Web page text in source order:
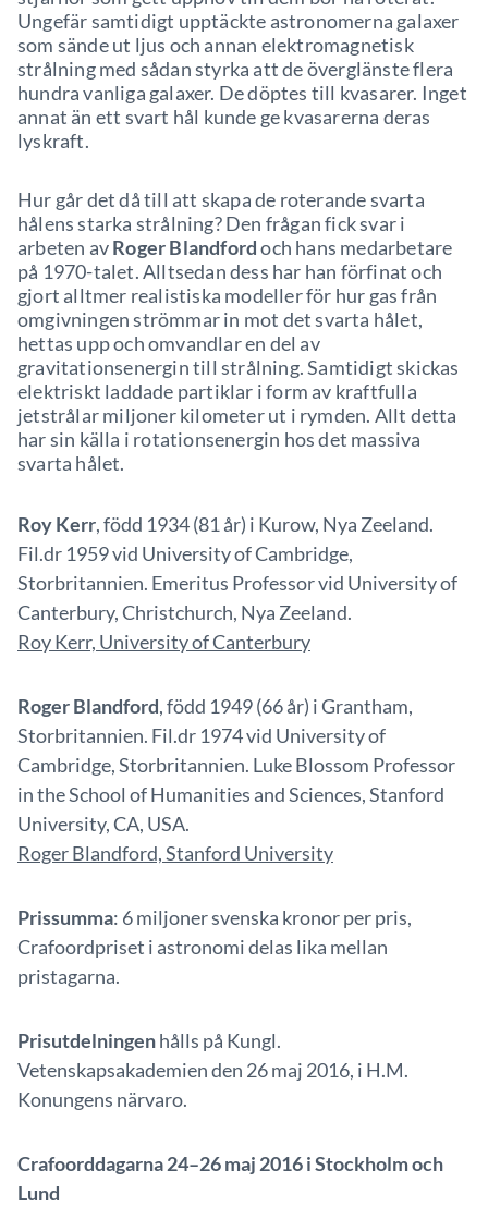
Ungefär samtidigt upptäckte astronomerna galaxer
som sände ut ljus och annan elektromagnetisk
strålning med sådan styrka att de överglänste flera
hundra vanliga galaxer. De döptes till kvasarer. Inget
annat än ett svart hål kunde ge kvasarerna deras
lyskraft.
Hur går det då till att skapa de roterande svarta
hålens starka strålning? Den frågan fick svar i
arbeten avRoger Blandfordoch hans medarbetare
på 1970-talet. Alltsedan dess har han förfinat och
gjort alltmer realistiska modeller för hur gas från
omgivningen strömmar in mot det svarta hålet,
hettas upp och omvandlar en del av
gravitationsenergin till strålning. Samtidigt skickas
elektriskt laddade partiklar i form av kraftfulla
jetstrålar miljoner kilometer ut i rymden. Allt detta
har sin källa i rotationsenergin hos det massiva
svarta hålet.
Roy Kerr, född 1934 (81 år) i Kurow, Nya Zeeland.
Fil.dr 1959 vid University of Cambridge,
Storbritannien. Emeritus Professor vid University of
Canterbury, Christchurch, Nya Zeeland.
Roy Kerr, University of Canterbury
Roger Blandford, född 1949 (66 år) i Grantham,
Storbritannien. Fil.dr 1974 vid University of
Cambridge, Storbritannien. Luke Blossom Professor
in the School of Humanities and Sciences, Stanford
University, CA, USA.
Roger Blandford, Stanford University
Prissumma: 6 miljoner svenska kronor per pris,
Crafoordpriset i astronomi delas lika mellan
pristagarna.
Prisutdelningenhålls på Kungl.
Vetenskapsakademien den 26 maj 2016, i H.M.
Konungens närvaro.
Crafoorddagarna 24–26 maj 2016 i Stockholm och
Lund